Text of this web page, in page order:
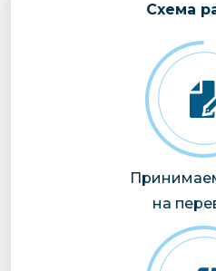
Cхема
на